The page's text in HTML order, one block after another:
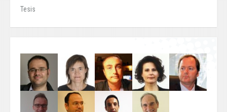
Tesis